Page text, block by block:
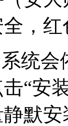
，
统
“安
默